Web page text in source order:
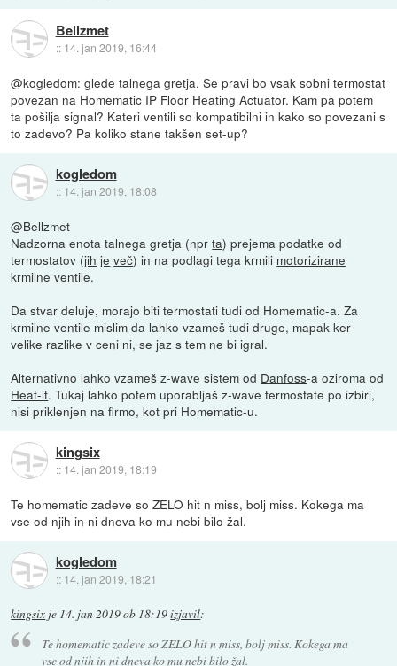
Bellzmet
:: 14. jan 2019, 16:44
@kogledom: glede talnega gretja. Se pravi bo vsak sobni termostat
povezan na Homematic IP Floor Heating Actuator. Kam pa potem
ta pošilja signal? Kateri ventili so kompatibilni in kako so povezani s
to zadevo? Pa koliko stane takšen set-up?
kogledom
:: 14. jan 2019, 18:08
@Bellzmet
Nadzorna enota talnega gretja (nprta) prejema podatke od
termostatov (jih je več) in na podlagi tega krmili motorizirane
krmilne ventile.
Da stvar deluje, morajo biti termostati tudi od Homematic-a. Za
krmilne ventile mislim da lahko vzameš tudi druge, mapak ker
velike razlike v ceni ni, se jaz s tem ne bi igral.
Alternativno lahko vzameš z-wave sistem od Danfoss-a oziroma od
Heat-it. Tukaj lahko potem uporabljaš z-wave termostate po izbiri,
nisi priklenjen na firmo, kot pri Homematic-u.
kingsix
:: 14. jan 2019, 18:19
Te homematic zadeve so ZELO hit n miss, bolj miss. Kokega ma
vse od njih in ni dneva ko mu nebi bilo žal.
kogledom
:: 14. jan 2019, 18:21
kingsix je 14. jan 2019 ob 18:19izjavil:
Te homematic zadeve so ZELO hit n miss, bolj miss. Kokega ma
vse od njih in ni dneva ko mu nebi bilo žal.